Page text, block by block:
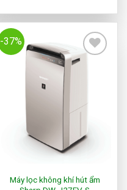
-37%
Máy lọc không khí hút ẩm